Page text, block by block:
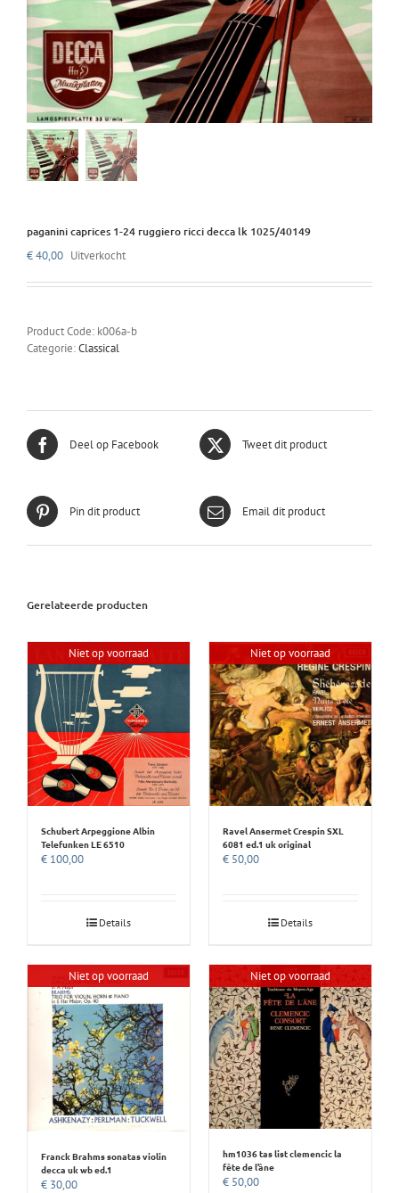
paganini caprices 1-24 ruggiero ricci decca lk 1025/40149
€40,00 Uitverkocht
Product Code: k006a-b
Categorie:Classical
Deel op Facebook Tweet dit product
Pin dit product Email dit product
Gerelateerde producten
Niet op voorraad
Schubert Arpeggione Albin
Telefunken LE 6510
€ 100,00
Details
Niet op voorraad
Ravel Ansermet Crespin SXL
6081 ed.1 uk original
€ 50,00
Details
Niet op voorraad
Franck Brahms sonatas violin
decca uk wb ed.1
€ 30,00
Niet op voorraad
hm1036 tas list clemencic la
fête de l’âne
€ 50,00